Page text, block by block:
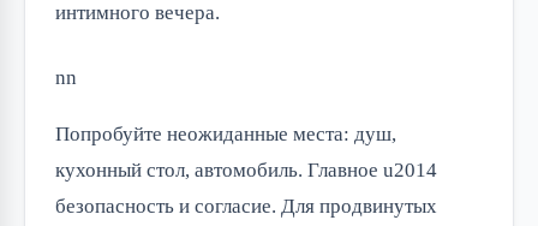
интимного вечера.
nn
Попробуйте неожиданные места: душ,
кухонный стол, автомобиль. Главное u2014
безопасность и согласие. Для продвинутых